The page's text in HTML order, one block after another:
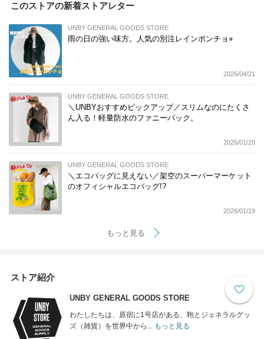
このストアの新着ストアレター
UNBY GENERAL GOODS STORE
雨の日の強い味方。人気の別注レインポンチョ⭐︎
2026/04/21
UNBY GENERAL GOODS STORE
＼UNBYおすすめピックアップ／スリムなのにたくさ
ん入る！軽量防水のファニーパック。
2026/01/20
UNBY GENERAL GOODS STORE
＼エコバッグに見えない／架空のスーパーマーケット
のオフィシャルエコバッグ!?
2026/01/19
もっと見る
ストア紹介
UNBY GENERAL GOODS STORE
わたしたちは、原宿に1号店がある、鞄とジェネラルグッ
ズ（雑貨）を世界中から...もっと見る